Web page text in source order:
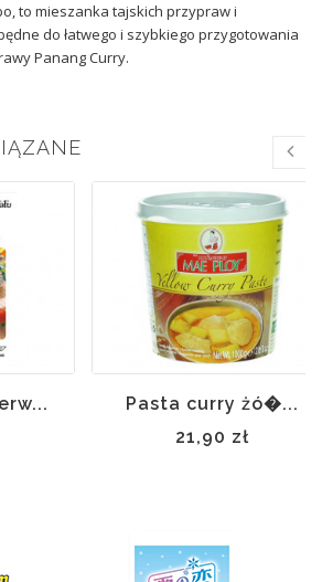
to mieszanka tajskich przypraw i
do łatwego i szybkiego przygotowania
Panang Curry.
Pasta curry żó�...
21,90 zł